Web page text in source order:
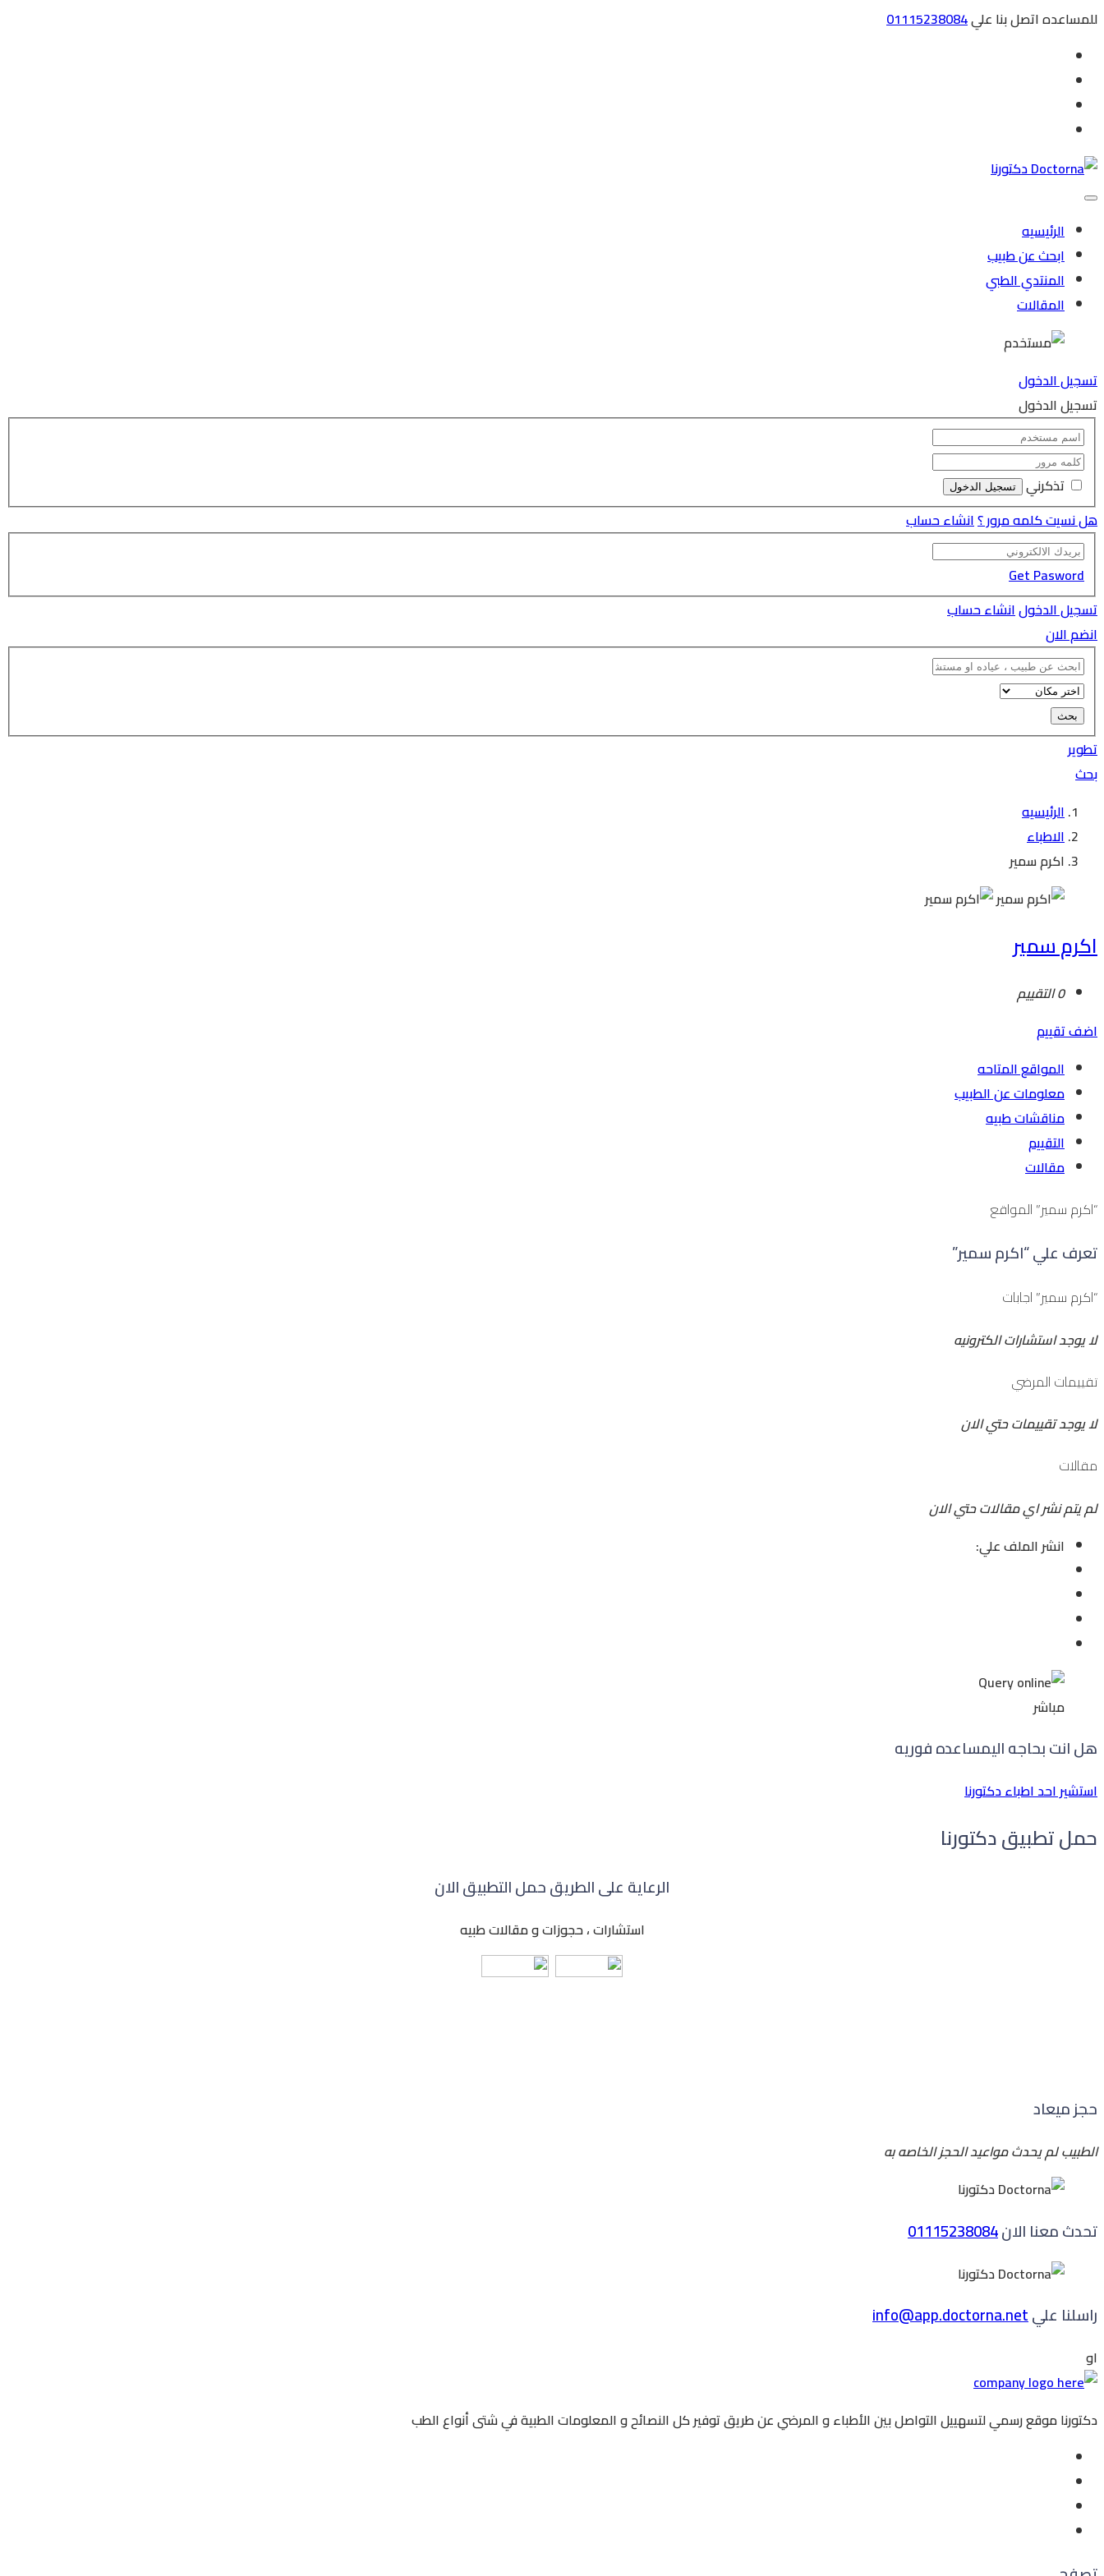
للمساعده اتصل بنا علي01115238084
الرئيسيه
ابحث عن طبيب
المنتدي الطبي
المقالات
تسجيل الدخول
تسجيل الدخول
تذكرني
هل نسيت كلمه مرور ؟انشاء حساب
Get Pasword
تسجيل الدخولانشاء حساب
انضم الان
تطوير
بحث
الرئيسيه
الاطباء
اكرم سمير
اكرم سمير
0 التقييم
اضف تقييم
المواقع المتاحه
معلومات عن الطبيب
مناقشات طبيه
التقييم
مقالات
“اكرم سمير” المواقع
تعرف علي “اكرم سمير”
“اكرم سمير” اجابات
لا يوجد استشارات الكترونيه
تقييمات المرضي
لا يوجد تقييمات حتي الان
مقالات
لم يتم نشر اي مقالات حتي الان
انشر الملف علي:
مباشر
هل انت بحاجه اليمساعده فوريه
استشير احد اطباء دكتورنا
حمل تطبيق دكتورنا
الرعاية على الطريق حمل التطبيق الان
استشارات ، حجوزات و مقالات طبيه
حجز ميعاد
الطبيب لم يحدث مواعيد الحجز الخاصه به
تحدث معنا الان01115238084
راسلنا عليinfo@app.doctorna.net
او
دكتورنا موقع رسمي لتسهييل التواصل بين الأطباء و المرضي عن طريق توفير كل النصائح و المعلومات الطبية في شتى أنواع الطب